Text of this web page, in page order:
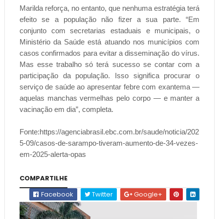
Marilda reforça, no entanto, que nenhuma estratégia terá
efeito se a população não fizer a sua parte. “Em
conjunto com secretarias estaduais e municipais, o
Ministério da Saúde está atuando nos municípios com
casos confirmados para evitar a disseminação do vírus.
Mas esse trabalho só terá sucesso se contar com a
participação da população. Isso significa procurar o
serviço de saúde ao apresentar febre com exantema —
aquelas manchas vermelhas pelo corpo — e manter a
vacinação em dia”, completa.
Fonte:https://agenciabrasil.ebc.com.br/saude/noticia/202
5-09/casos-de-sarampo-tiveram-aumento-de-34-vezes-
em-2025-alerta-opas
COMPARTILHE
Facebook
Twitter Google+